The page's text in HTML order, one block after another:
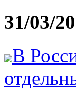
31/03/
В